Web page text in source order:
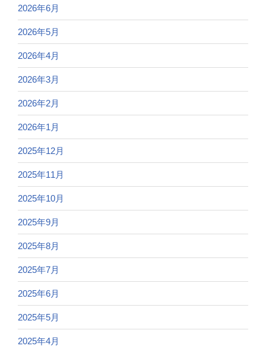
2026年6月
2026年5月
2026年4月
2026年3月
2026年2月
2026年1月
2025年12月
2025年11月
2025年10月
2025年9月
2025年8月
2025年7月
2025年6月
2025年5月
2025年4月